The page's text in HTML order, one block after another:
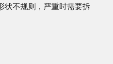
状不规则，严重时需要拆